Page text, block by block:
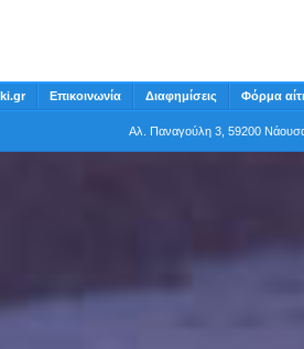
Επικοινωνία Διαφημίσεις Φόρμα
Αλ. Παναγούλη 3, 59200